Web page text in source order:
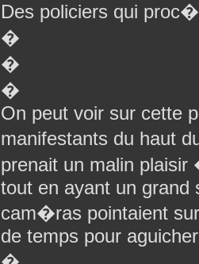
Des policiers qui
�
�
�
On peut voir sur cette
manifestants du haut
prenait un malin
tout en ayant un grand
cam�ras pointaient
de temps pour